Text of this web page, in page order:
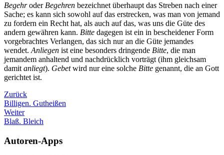
Begehroder Begehren bezeichnet überhaupt das Streben nach einer
Sache; es kann sich sowohl auf das erstrecken, was man von jemand
zu fordern ein Recht hat, als auch auf das, was uns die Güte des
andern gewähren kann. Bitte dagegen ist ein in bescheidener Form
vorgebrachtes Verlangen, das sich nur an die Güte jemandes
wendet. Anliegen ist eine besonders dringende Bitte, die man
jemandem anhaltend und nachdrücklich vorträgt (ihm gleichsam
damit anliegt). Gebetwird nur eine solche Bitte genannt, die an Gott
gerichtet ist.
Zurück
Billigen. Gutheißen
Weiter
Blaß. Bleich
Autoren-Apps